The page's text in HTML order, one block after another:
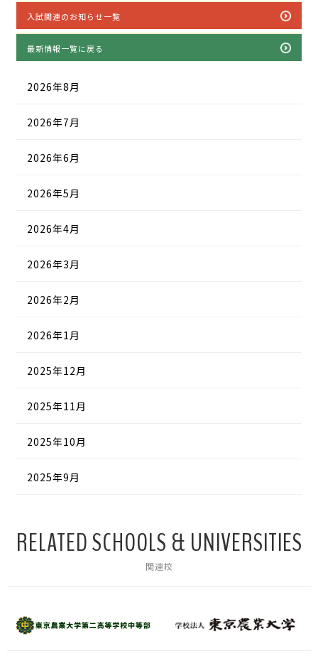
入試関連のお知らせ一覧
最新情報一覧に戻る
2026年8月
2026年7月
2026年6月
2026年5月
2026年4月
2026年3月
2026年2月
2026年1月
2025年12月
2025年11月
2025年10月
2025年9月
RELATED SCHOOLS & UNIVERSITIES
関連校